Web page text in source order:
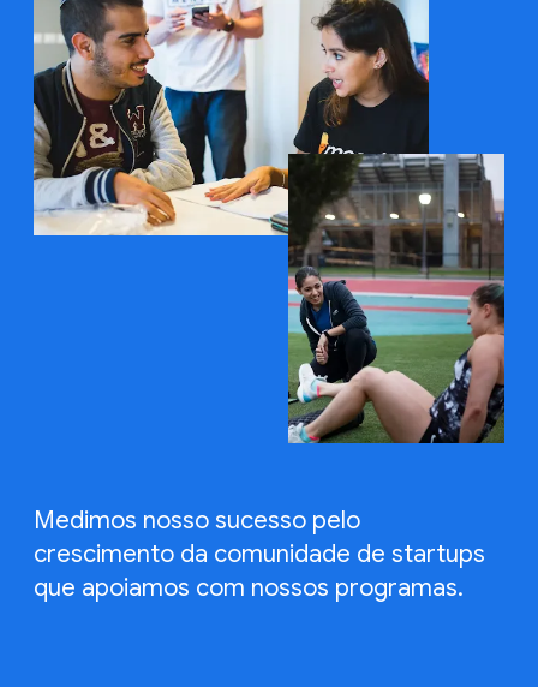
Medimos nosso sucesso pelo
crescimento da comunidade de startups
que apoiamos com nossos programas.